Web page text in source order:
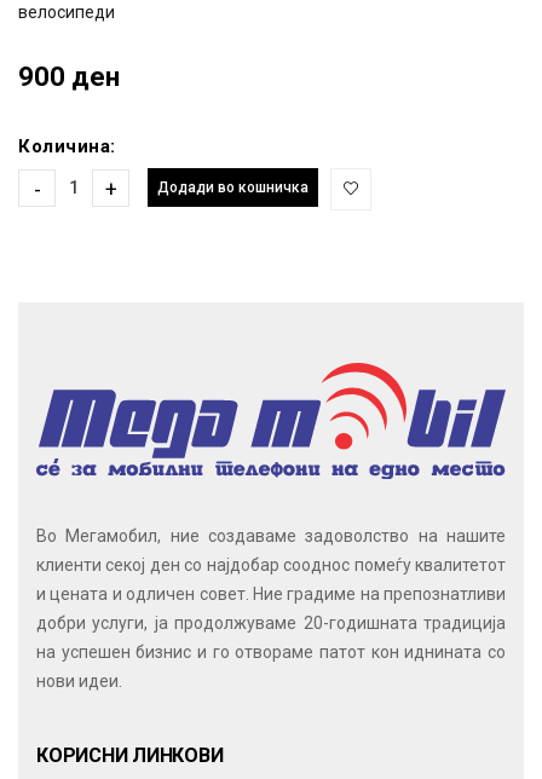
велосипеди
900 ден
Количина:
- + Додади во кошничка
Во Мегамобил, ние создаваме задоволство на нашите
клиенти секој ден со најдобар сооднос помеѓу квалитетот
и цената и одличен совет. Ние градиме на препознатливи
добри услуги, ја продолжуваме 20-годишната традиција
на успешен бизнис и го отвораме патот кон иднината со
нови идеи.
КОРИСНИ ЛИНКОВИ